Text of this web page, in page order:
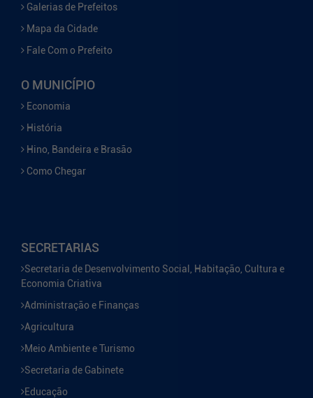
Galerias de Prefeitos
Mapa da Cidade
Fale Com o Prefeito
O MUNICÍPIO
Economia
História
Hino, Bandeira e Brasão
Como Chegar
SECRETARIAS
Secretaria de Desenvolvimento Social, Habitação, Cultura e
Economia Criativa
Administração e Finanças
Agricultura
Meio Ambiente e Turismo
Secretaria de Gabinete
Educação